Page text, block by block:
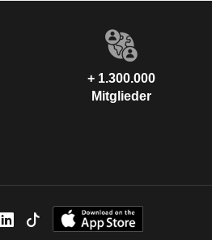
+ 1.300.000
Mitglieder